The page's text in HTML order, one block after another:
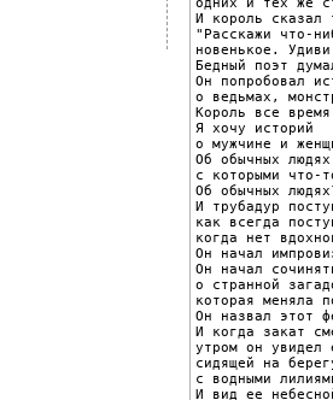
И король сказал
"Расскажи что-
новенькое.
Бедный поэт
Он попробовал
о ведьмах,
Король все
Я хочу историй
о мужчине и
Об обычных
с которыми что-
Об обычных
И трубадур
как всегда
когда нет
Он начал
Он начал
о странной
которая меняла
Он назвал этот
И когда закат
утром он увидел
сидящей на
с водными
И вид ее